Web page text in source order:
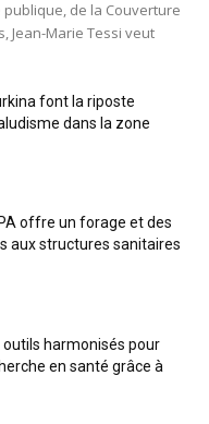
de la Couverture
Jean-Marie Tessi veut
font la riposte
dans la zone
offre un forage et des
aux structures sanitaires
outils harmonisés pour
en santé grâce à